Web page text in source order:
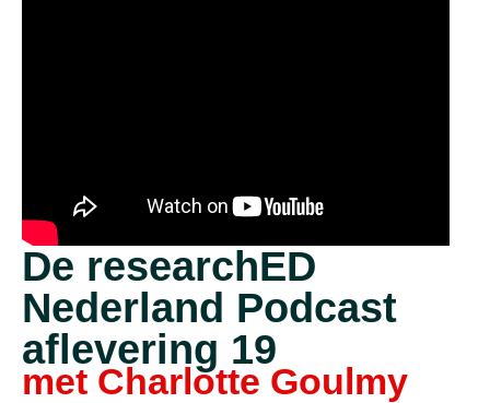
De researchED
Nederland Podcast
aflevering 19
met Charlotte Goulmy